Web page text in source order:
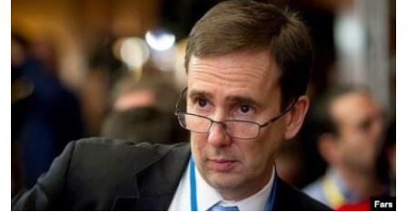
فرکانس‌ها
گزارش‌های تصویری
گزارش‌های ویدئویی
زنان فردا
English
به ما بپیوندید